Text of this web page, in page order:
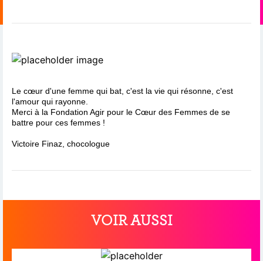
Le cœur d'une femme qui bat, c'est la vie qui résonne, c'est
l'amour qui rayonne.
Merci à la Fondation Agir pour le Cœur des Femmes de se
battre pour ces femmes !
Victoire Finaz, chocologue
VOIR AUSSI